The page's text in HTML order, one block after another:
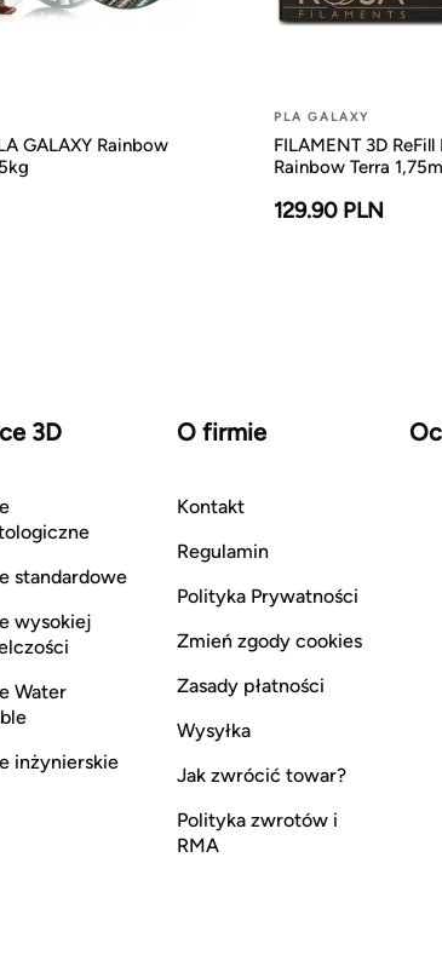
GALAXY Rainbow
PLA GALAXY
FILAMENT 3D ReFill
Rainbow Terra
129.90 PLN
3D
standardowe
wysokiej
Water
inżynierskie
O firmie
Kontakt
Regulamin
Polityka Prywatności
Zmień zgody cookies
Zasady płatności
Wysyłka
Jak zwrócić towar?
Polityka zwrotów i
RMA